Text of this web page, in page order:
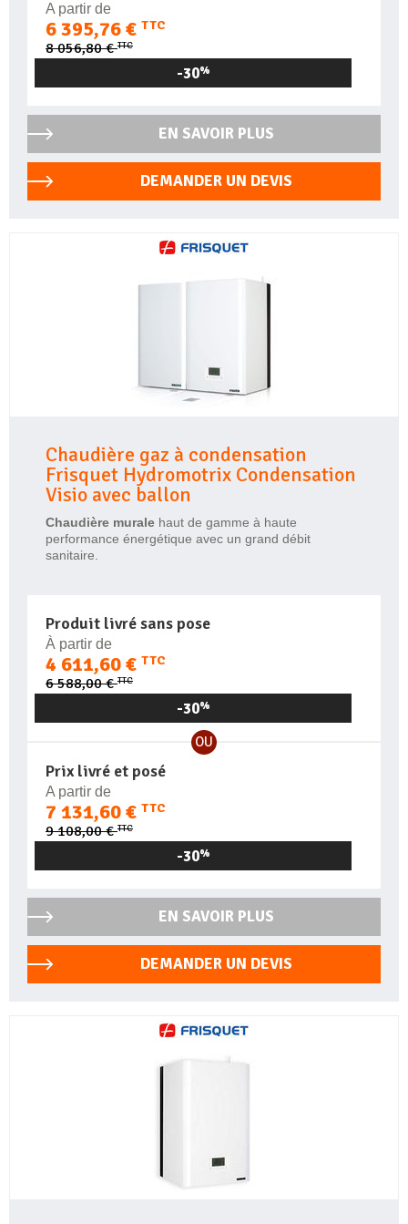
A partir de
6 395,76 € TTC
8 056,80 €TTC
-30%
EN SAVOIR PLUS
DEMANDER UN DEVIS
Chaudière gaz à condensation
Frisquet Hydromotrix Condensation
Visio avec ballon
Chaudière murale haut de gamme à haute
performance énergétique avec un grand débit
sanitaire.
Produit livré sans pose
À partir de
4 611,60 € TTC
6 588,00 €TTC
-30%
OU
Prix livré et posé
A partir de
7 131,60 € TTC
9 108,00 €TTC
-30%
EN SAVOIR PLUS
DEMANDER UN DEVIS